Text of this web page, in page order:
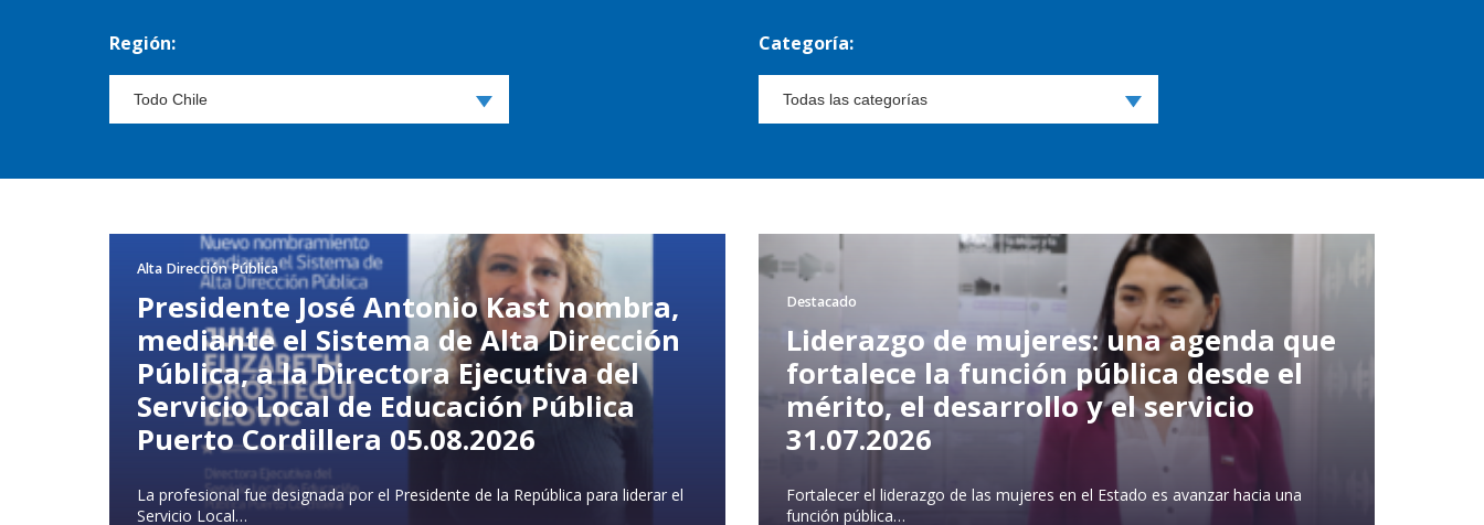
Región: Categoría:
Alta Dirección Pública
Presidente José Antonio Kast nombra,
mediante el Sistema de Alta Dirección
Pública, a la Directora Ejecutiva del
Servicio Local de Educación Pública
Puerto Cordillera 05.08.2026
La profesional fue designada por el Presidente de la República para liderar el
Servicio Local…
Destacado
Liderazgo de mujeres: una agenda que
fortalece la función pública desde el
mérito, el desarrollo y el servicio
31.07.2026
Fortalecer el liderazgo de las mujeres en el Estado es avanzar hacia una
función pública…